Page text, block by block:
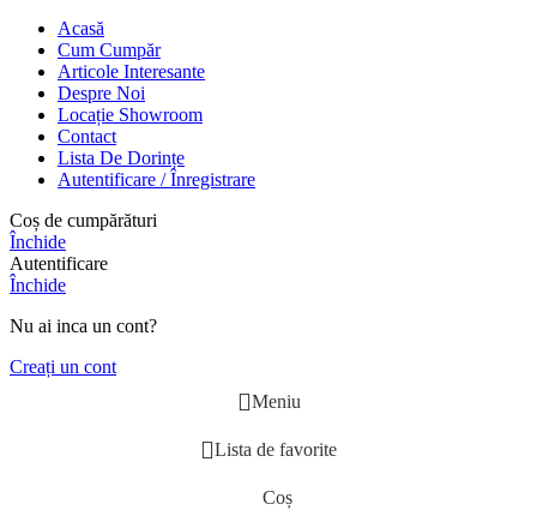
Acasă
Cum Cumpăr
Articole Interesante
Despre Noi
Locație Showroom
Contact
Lista De Dorințe
Autentificare / Înregistrare
Coș de cumpărături
Închide
Autentificare
Închide
Nu ai inca un cont?
Creați un cont
Meniu
Lista de favorite
Coș